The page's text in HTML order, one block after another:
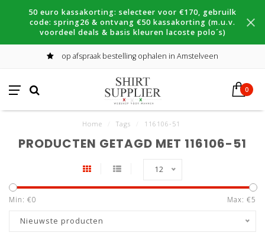
50 euro kassakorting: selecteer voor €170, gebruilk
code: spring26 & ontvang €50 kassakorting (m.u.v.
voordeel deals & basis kleuren lacoste polo´s)
op afspraak bestelling ophalen in Amstelveen
0
Home Tags 116106-51
PRODUCTEN GETAGD MET 116106-51
12
Min: €0 Max: €5
Nieuwste producten